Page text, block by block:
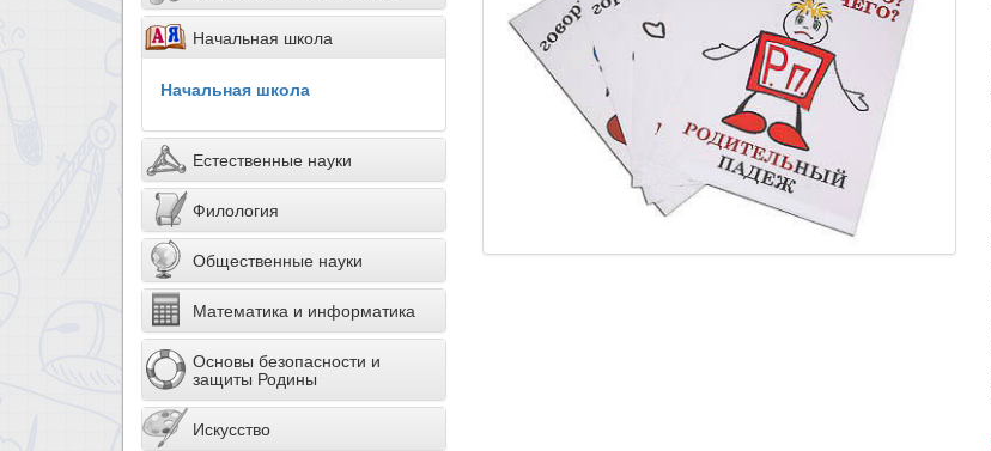
Начальная школа
Начальная школа
Естественные науки
Филология
Общественные науки
Математика и информатика
Основы безопасности и
защиты Родины
Искусство